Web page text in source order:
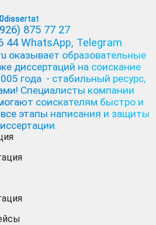
875 77 27
44 WhatsApp, Telegram
оказывает образовательные
диссертаций на соискание
года - стабильный ресурс,
Специалисты компании
соискателям быстро и
этапы написания и защиты